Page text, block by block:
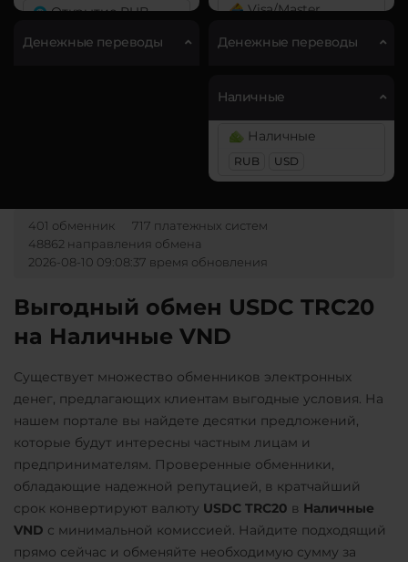
Ethereum Classic (ETC)
NEAR Protocol
OmiseGO (OMG)
Ontology (ONT)
Optimism (OP)
PancakeSwap (CAKE)
Ravencoin (RVN)
Ripple (XRP)
ERC20
Solana (SOL)
StableUSD (USDS)
Открытие RUB
Почта Банк RUB
Россельхоз банк RUB
Русский Стандарт RUB
RUB
Тинькофф
RUB
Денежные переводы
Visa/Master
А-Банк UAH
Альфа-Банк
ВТБ Банк RUB
UAH
UAH
ПУМБ UAH
Райффайзен
UAH
Денежные переводы
Наличные
Наличные
RUB USD
401 обменник
717 платежных систем
48862 направления обмена
2026-08-10 09:08:37 время обновления
Выгодный обмен USDC TRC20
на Наличные VND
Существует множество обменников электронных
денег, предлагающих клиентам выгодные условия. На
нашем портале вы найдете десятки предложений,
которые будут интересны частным лицам и
предпринимателям. Проверенные обменники,
обладающие надежной репутацией, в кратчайший
срок конвертируют валюту USDC TRC20 в Наличные
VND с минимальной комиссией. Найдите подходящий
прямо сейчас и обменяйте необходимую сумму за